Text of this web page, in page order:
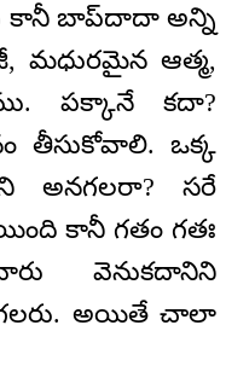
కానీ బాప్‌దాదా అన్ని
మధురమైన ఆత్మ,
పక్కానే కదా?
తీసుకోవాలి. ఒక్క
అనగలరా? సరే
కానీ గతం గతః
వెనుకదానిని
అయితే చాలా